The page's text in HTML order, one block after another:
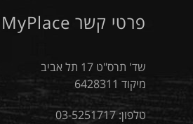
פרטי קשר MyPlace
שד' תרס"ט 17 תל אביב
מיקוד 6428311
טלפון:03-5251717